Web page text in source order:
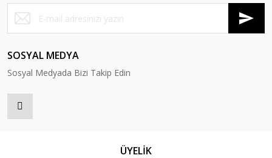
SOSYAL MEDYA
Sosyal Medyada Bizi Takip Edin
ÜYELİK